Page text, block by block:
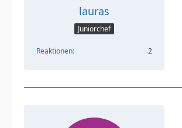
lauras
Juniorchef
Reaktionen 2